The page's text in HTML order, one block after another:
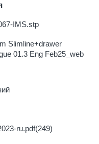
IMS.stp
Slimline+drawer
01.3 Eng Feb25_web
ru.pdf(249)